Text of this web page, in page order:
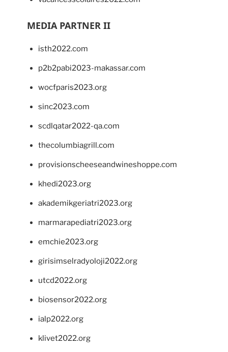
MEDIA PARTNER II
isth2022.com
p2b2pabi2023-makassar.com
wocfparis2023.org
sinc2023.com
scdlqatar2022-qa.com
thecolumbiagrill.com
provisionscheeseandwineshoppe.com
khedi2023.org
akademikgeriatri2023.org
marmarapediatri2023.org
emchie2023.org
girisimselradyoloji2022.org
utcd2022.org
biosensor2022.org
ialp2022.org
klivet2022.org